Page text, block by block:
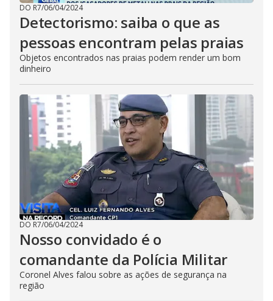
DO R7/06/04/2024
Detectorismo: saiba o que as
pessoas encontram pelas praias
Objetos encontrados nas praias podem render um bom
dinheiro
DO R7/06/04/2024
Nosso convidado é o
comandante da Polícia Militar
Coronel Alves falou sobre as ações de segurança na
região